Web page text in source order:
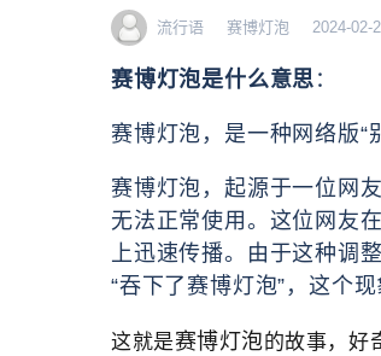
流行语 赛博灯泡 2024-02-
赛博灯泡是什么意思 ：
赛博灯泡，是一种网络版“
赛博灯泡 ，起源于一位网
无法正常使用。这位网友
上迅速传播。由于这种调
“吞下了赛博灯泡”，这个
这就是赛博灯泡的故事，好